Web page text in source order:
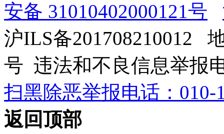
安备 31010402000121号
沪ILS备201708210012
号 违法和不良信息举报
扫黑除恶举报电话：010-
返回顶部